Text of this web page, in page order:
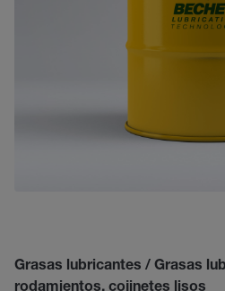
Grasas lubricantes / Grasas